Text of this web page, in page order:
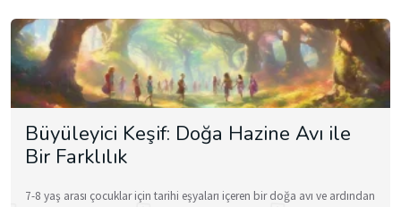
Büyüleyici Keşif: Doğa Hazine Avı ile
Bir Farklılık
7-8 yaş arası çocuklar için tarihi eşyaları içeren bir doğa avı ve ardından